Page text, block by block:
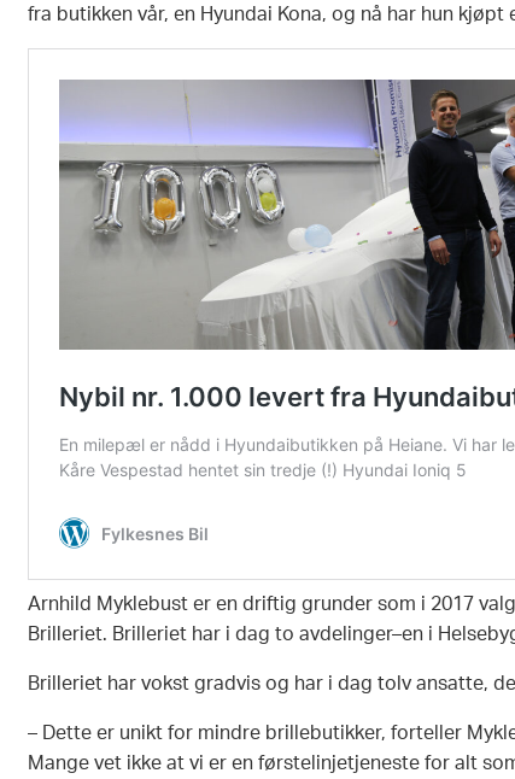
fra butikken vår, en Hyundai Kona, og nå har hun kjøpt
Arnhild Myklebust er en driftig grunder som i 2017
Brilleriet. Brilleriet har i dag to avdelinger–en i
Brilleriet har vokst gradvis og har i dag tolv ansatte,
– Dette er unikt for mindre brillebutikker, forteller
Mange vet ikke at vi er en førstelinjetjeneste for alt